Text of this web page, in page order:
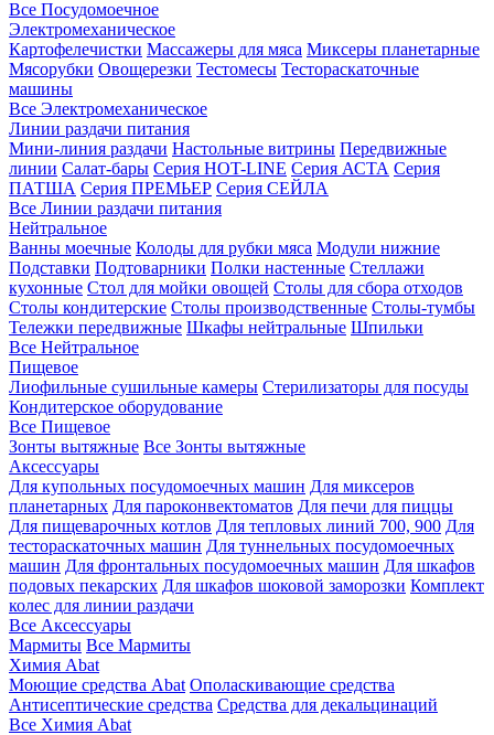
Все Посудомоечное
Электромеханическое
Картофелечистки Массажеры для мяса Миксеры планетарные
Мясорубки Овощерезки Тестомесы Тестораскаточные
машины
Все Электромеханическое
Линии раздачи питания
Мини-линия раздачи Настольные витрины Передвижные
линии Салат-бары Серия HOT-LINE Серия АСТА Серия
ПАТША Серия ПРЕМЬЕР Серия СЕЙЛА
Все Линии раздачи питания
Нейтральное
Ванны моечные Колоды для рубки мяса Модули нижние
Подставки Подтоварники Полки настенные Стеллажи
кухонные Стол для мойки овощей Столы для сбора отходов
Столы кондитерские Столы производственные Столы-тумбы
Тележки передвижные Шкафы нейтральные Шпильки
Все Нейтральное
Пищевое
Лиофильные сушильные камеры Стерилизаторы для посуды
Кондитерское оборудование
Все Пищевое
Зонты вытяжные Все Зонты вытяжные
Аксессуары
Для купольных посудомоечных машин Для миксеров
планетарных Для пароконвектоматов Для печи для пиццы
Для пищеварочных котлов Для тепловых линий 700, 900 Для
тестораскаточных машин Для туннельных посудомоечных
машин Для фронтальных посудомоечных машин Для шкафов
подовых пекарских Для шкафов шоковой заморозки Комплект
колес для линии раздачи
Все Аксессуары
Мармиты Все Мармиты
Химия Abat
Моющие средства Abat Ополаскивающие средства
Антисептические средства Средства для декальцинаций
Все Химия Abat